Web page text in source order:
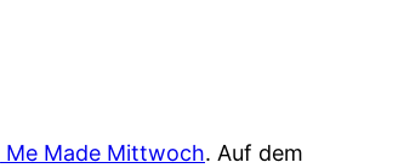
Me Made Mittwoch. Auf dem